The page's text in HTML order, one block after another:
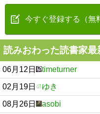
今すぐ登録する（無
読みおわった読書家最
06月12日 timeturner
02月19日 ゆき
08月26日 asobi